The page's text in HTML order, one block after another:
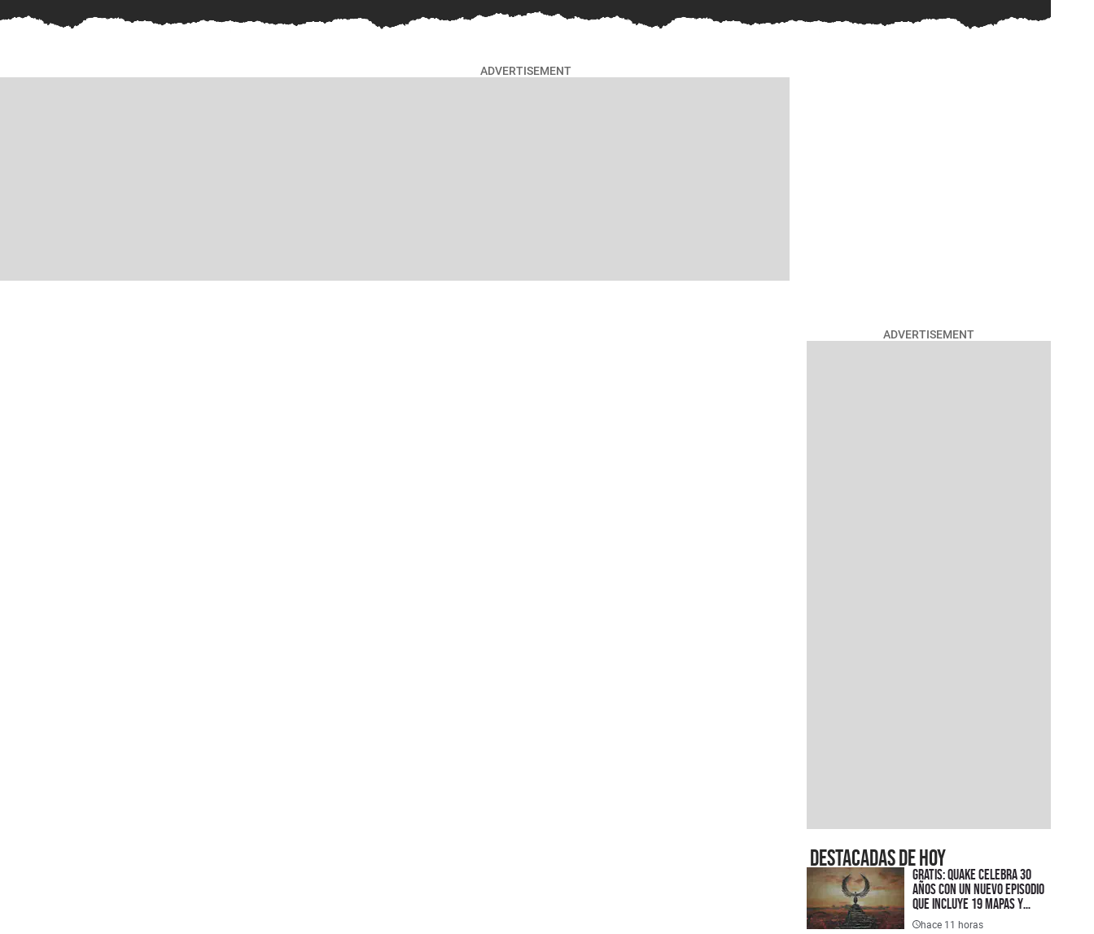
Edition –
ADVERTISEMENT
ADVERTISEMENT
Destacadas de hoy
Gratis: Quake celebra 30
años con un nuevo episodio
que incluye 19 mapas y
otras novedades que ya
hace 11 horas